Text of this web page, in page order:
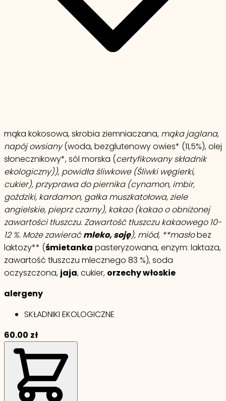
mąka kokosowa, skrobia ziemniaczana, mąka jaglana,
napój owsiany(woda, bezglutenowy owies* (11,5%), olej
słonecznikowy*, sól morska (certyfikowany składnik
ekologiczny)), powidła śliwkowe (Śliwki węgierki,
cukier), przyprawa do piernika (cynamon, imbir,
goździki, kardamon, gałka muszkatołowa, ziele
angielskie, pieprz czarny), kakao (kakao o obniżonej
zawartości tłuszczu. Zawartość tłuszczu kakaowego 10-
12 %. Może zawieraćmleko, soję), miód, **masłobez
laktozy** (śmietanka pasteryzowana, enzym: laktaza,
zawartość tłuszczu mlecznego 83 %), soda
oczyszczona, jaja, cukier, orzechy włoskie
alergeny
SKŁADNIKI EKOLOGICZNE
60.00 zł